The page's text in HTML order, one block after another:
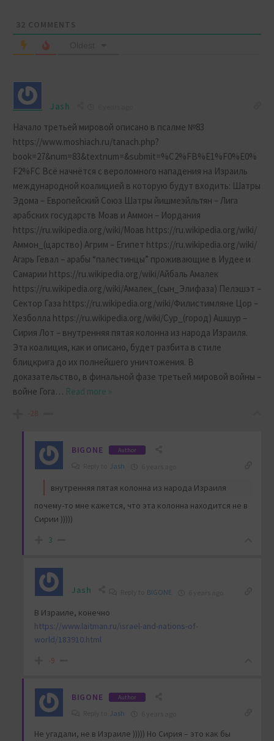
32 COMMENTS
Jash
Начало третьей мировой описано в псалме №83
https://www.moshiach.ru/tanach.php?
book=27&num=83&textnum=&submit=%C2%FB%E1%F0%E0%
F2%FC Всё начнётся с вероломного нападения на Израиль
международной коалицией в которую будут входить: Шатры
Эдома – Европейский Союз Шатры йишмеэйльтян – Лига
арабских государств Моав и Аммон – Иордания
https://ru.wikipedia.org/wiki/Моав https://ru.wikipedia.org/wiki/
Аммон_(царство) Агрим – Египет https://ru.wikipedia.org/wiki/
Агарь Гевал – арабы “палестинцы” проживающие в Иудее и
Самарии https://ru.wikipedia.org/wiki/Айбаль Амалек
https://ru.wikipedia.org/wiki/Амалек_(сын_Элифаза) Пелэшэт –
Сектор Газа https://ru.wikipedia.org/wiki/Филистимляне Цор –
Хезболла https://ru.wikipedia.org/wiki/Сур_(город) Ашшур –
Сирия Лот – внутренняя пятая колонна из народа Израиля.
Эта коалиция, как и описано, будет разбита в стиле
блицкрига до их полнейшего уничтожения. В
доказательство, в финальной фазе третьей мировой войны –
войне Гога… Read more »
-28
BIGONE Author
Jash
внутренняя пятая колонна из народа Израиля
почему-то мне кажется, что эта колонна находится не в
Сирии )))))
3
Jash BIGONE
В Израиле, конечно
https://www.laitman.ru/israel-and-nations-of-
world/183910.html
-9
BIGONE Author
Jash
Не угадали, не в Израиле ))))) Но Сирия – это как бы